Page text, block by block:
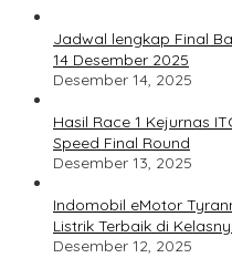
Jadwal lengkap Final
14 Desember 2025
Desember 14, 2025
Hasil Race 1 Kejurnas
Speed Final Round
Desember 13, 2025
Indomobil eMotor
Listrik Terbaik di
Desember 12, 2025